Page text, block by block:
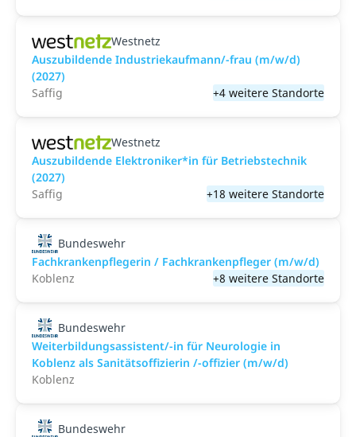
Westnetz
Auszubildende Industriekaufmann/-frau (m/w/d)
(2027)
Saffig
+4 weitere Standorte
Westnetz
Auszubildende Elektroniker*in für Betriebstechnik
(2027)
Saffig
+18 weitere Standorte
Bundeswehr
Fachkrankenpflegerin / Fachkrankenpfleger (m/w/d)
Koblenz
+8 weitere Standorte
Bundeswehr
Weiterbildungsassistent/-in für Neurologie in
Koblenz als Sanitätsoffizierin /-offizier (m/w/d)
Koblenz
Bundeswehr